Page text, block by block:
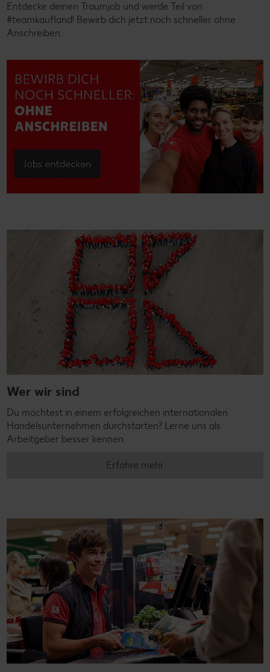
Entdecke deinen Traumjob und werde Teil von
#teamkaufland! Bewirb dich jetzt noch schneller ohne
Anschreiben.
Wer wir sind
Du möchtest in einem erfolgreichen internationalen
Handelsunternehmen durchstarten? Lerne uns als
Arbeitgeber besser kennen.
Erfahre mehr